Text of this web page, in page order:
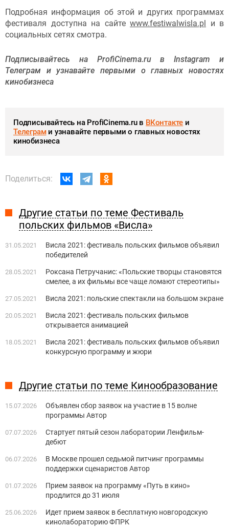
Подробная информация об этой и других программах
фестиваля доступна на сайте www.festiwalwisla.pl
и в
социальных сетях смотра.
Подписывайтесь на ProfiCinema.ru в Instagram и
Телеграм и узнавайте первыми о главных новостях
кинобизнеса
Подписывайтесь на ProfiCinema.ru в ВКонтакте и
Телеграми узнавайте первыми о главных новостях
кинобизнеса
Поделиться:
Другие статьи по теме Фестиваль
польских фильмов «Висла»
31.05.2021
Висла 2021: фестиваль польских фильмов объявил
победителей
28.05.2021
Роксана Петручанис: «Польские творцы становятся
смелее, а их фильмы все чаще ломают стереотипы»
27.05.2021 Висла 2021: польские спектакли на большом экране
20.05.2021
Висла 2021: фестиваль польских фильмов
открывается анимацией
18.05.2021
Висла 2021: фестиваль польских фильмов объявил
конкурсную программу и жюри
Другие статьи по теме Кинообразование
15.07.2026
Объявлен сбор заявок на участие в 15 волне
программы Автор
07.07.2026
Стартует пятый сезон лаборатории Ленфильм-
дебют
06.07.2026
В Москве прошел седьмой питчинг программы
поддержки сценаристов Автор
01.07.2026
Прием заявок на программу «Путь в кино»
продлится до 31 июля
25.06.2026
Идет прием заявок в бесплатную новгородскую
кинолабораторию ФПРК